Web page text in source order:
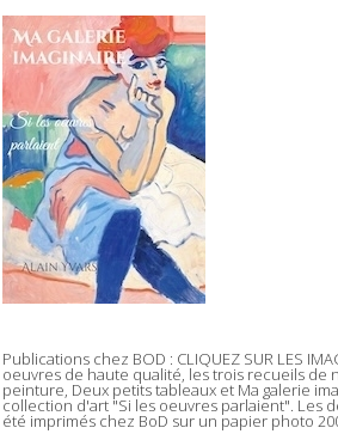
Publications chez BOD : CLIQUEZ SUR LES
oeuvres de haute qualité, les trois recueils de
peinture, Deux petits tableaux et Ma galerie
collection d'art "Si les oeuvres parlaient". Les
été imprimés chez BoD sur un papier photo